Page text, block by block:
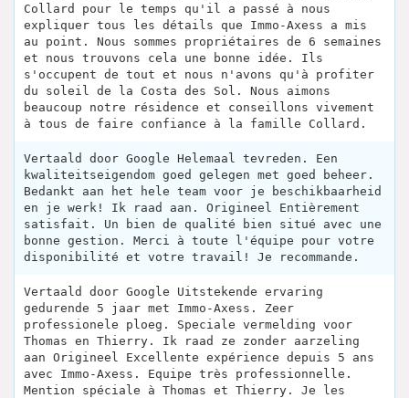
Collard pour le temps qu'il a passé à nous
expliquer tous les détails que Immo-Axess a mis
au point. Nous sommes propriétaires de 6 semaines
et nous trouvons cela une bonne idée. Ils
s'occupent de tout et nous n'avons qu'à profiter
du soleil de la Costa des Sol. Nous aimons
beaucoup notre résidence et conseillons vivement
à tous de faire confiance à la famille Collard.
Vertaald door Google Helemaal tevreden. Een
kwaliteitseigendom goed gelegen met goed beheer.
Bedankt aan het hele team voor je beschikbaarheid
en je werk! Ik raad aan. Origineel Entièrement
satisfait. Un bien de qualité bien situé avec une
bonne gestion. Merci à toute l'équipe pour votre
disponibilité et votre travail! Je recommande.
Vertaald door Google Uitstekende ervaring
gedurende 5 jaar met Immo-Axess. Zeer
professionele ploeg. Speciale vermelding voor
Thomas en Thierry. Ik raad ze zonder aarzeling
aan Origineel Excellente expérience depuis 5 ans
avec Immo-Axess. Equipe très professionnelle.
Mention spéciale à Thomas et Thierry. Je les